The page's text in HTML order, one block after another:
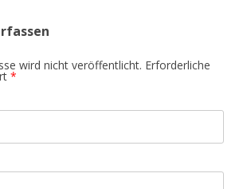
wird nicht veröffentlicht. Erforderliche
*